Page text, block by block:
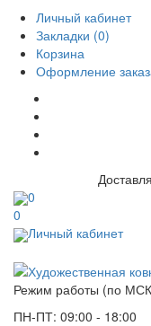
Личный кабинет
Закладки (0)
Корзина
Оформление
0
0
Личный кабинет
Режим работы (по
ПН-ПТ: 09:00 - 18:00